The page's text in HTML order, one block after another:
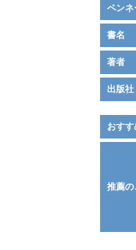
ペンネ
書名
著者
出版社
おす
推薦の